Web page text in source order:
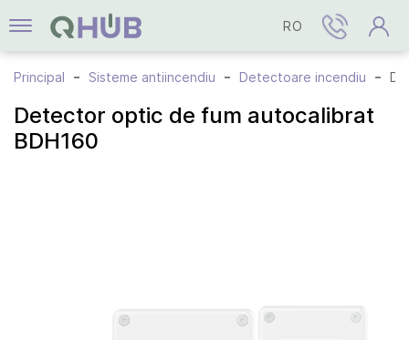
RO
Principal Sisteme antiincendiu Detectoare incendiu
Detector optic de fum autocalibrat
BDH160